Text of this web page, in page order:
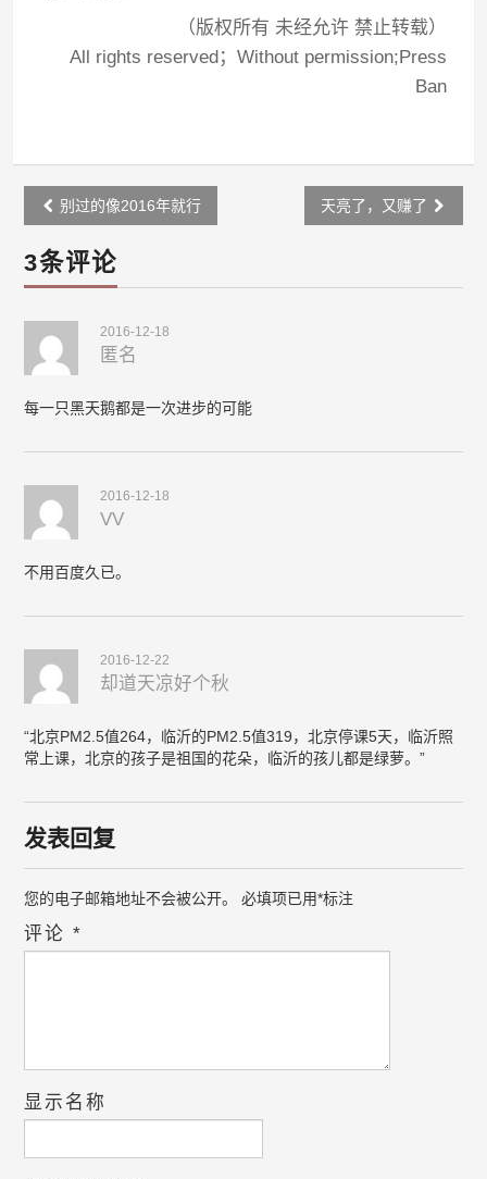
（版权所有 未经允许 禁止转载）
All rights reserved；Without permission;Press
Ban
Post
navigation
别过的像2016年就行 天亮了，又赚了
3条评论
2016-12-18
匿名
每一只黑天鹅都是一次进步的可能
2016-12-18
VV
不用百度久已。
2016-12-22
却道天凉好个秋
“北京PM2.5值264，临沂的PM2.5值319，北京停课5天，临沂照
常上课，北京的孩子是祖国的花朵，临沂的孩儿都是绿萝。”
发表回复
您的电子邮箱地址不会被公开。 必填项已用*标注
评论*
显示名称